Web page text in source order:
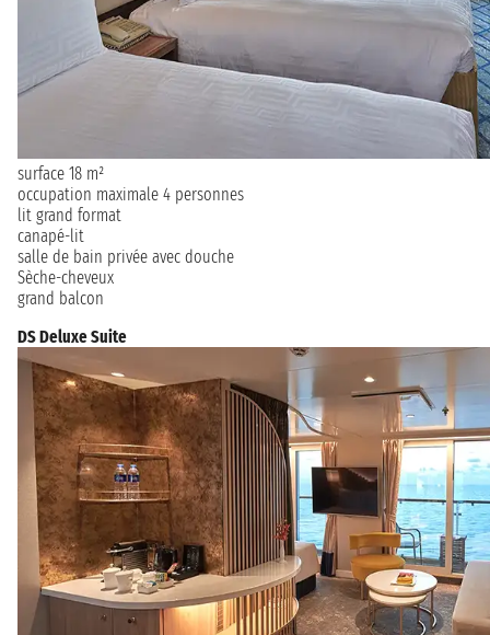
surface 18 m²
occupation maximale 4 personnes
lit grand format
canapé-lit
salle de bain privée avec douche
Sèche-cheveux
grand balcon
DS Deluxe Suite